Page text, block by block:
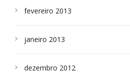
fevereiro 2013
janeiro 2013
dezembro 2012